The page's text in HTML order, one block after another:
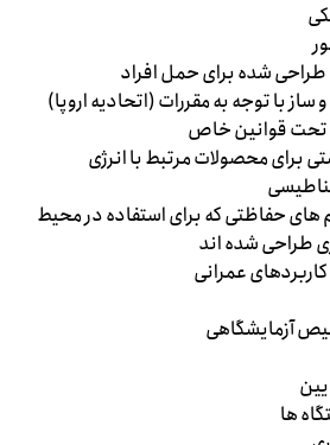
شده برای حمل افراد
با توجه به مقررات (اتحادیه اروپا)
برای محصولات مرتبط با انرژی
حفاظتی که برای استفاده در محیط
طراحی شده اند
عمرانی
آزمایشگاهی
ها